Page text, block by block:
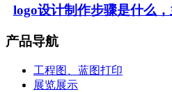
logo设计制作步骤是什么
产品导航
工程图、蓝图打印
展览展示